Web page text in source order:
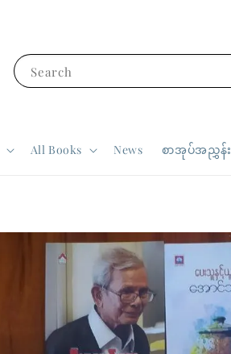
Search
All Books News စာအုပ်အညွှန်း